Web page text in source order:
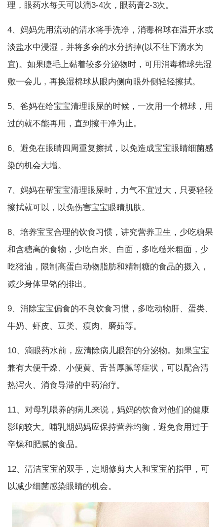
理，眼药水每天可以滴3-4次，眼药膏2-3次。
4、妈妈先用流动的清水将手洗净，消毒棉球在温开水或
淡盐水中浸湿，并将多余的水分挤掉(以不往下滴水为
宜)。如果睫毛上黏着较多分泌物时，可用消毒棉球先湿
敷一会儿，再换湿棉球从眼内侧向眼外侧轻轻擦拭。
5、爸妈在给宝宝清理眼屎的时候，一次用一个棉球，用
过的就不能再用，直到擦干净为止。
6、避免在眼睛四周重复擦拭，以免造成宝宝眼睛细菌感
染的机会大增。
7、妈妈在帮宝宝清理眼屎时，力气不宜过大，只要轻轻
擦拭就可以，以免伤害宝宝眼睛肌肤。
8、培养宝宝合理的饮食习惯，讲究营养卫生，少吃糖果
和含糖高的食物，少吃白米、白面，多吃糙米粗面，少
吃猪油，限制高蛋白动物脂肪和精制糖的食品的摄入，
减少身体里铬的排出。
9、消除宝宝偏食的不良饮食习惯，多吃动物肝、蛋类、
牛奶、虾皮、豆类、瘦肉、磨茹等。
10、滴眼药水前，应清除病儿眼部的分泌物。如果宝宝
兼有大便干燥、小便黄、舌苔厚腻等症状，可以配合清
热泻火、消食导滞的中药治疗。
11、对母乳喂养的病儿来说，妈妈的饮食对他们的健康
影响较大。哺乳期妈妈应保持营养均衡，避免食用过于
辛燥和肥腻的食品。
12、清洁宝宝的双手，定期修剪大人和宝宝的指甲，可
以减少细菌感染眼睛的机会。